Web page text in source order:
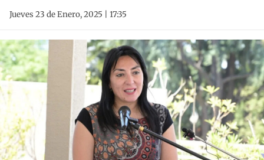
Jueves 23 de Enero, 2025 | 17:35